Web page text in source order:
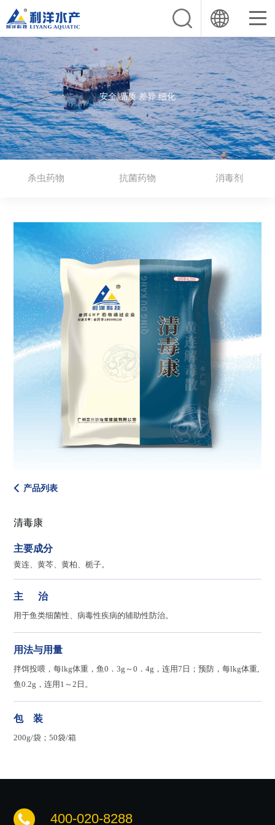
安全 品质 差异 细化
杀虫药物 抗菌药物 消毒剂
产品列表
清毒康
主要成分
黄连、黄芩、黄柏、栀子。
主 治
用于鱼类细菌性、病毒性疾病的辅助性防治。
用法与用量
拌饵投喂，每lkg体重，鱼0．3g～0．4g，连用7日；预防，每lkg体重,
鱼0.2g，连用1～2日。
包 装
200g/袋；50袋/箱
400-020-8288